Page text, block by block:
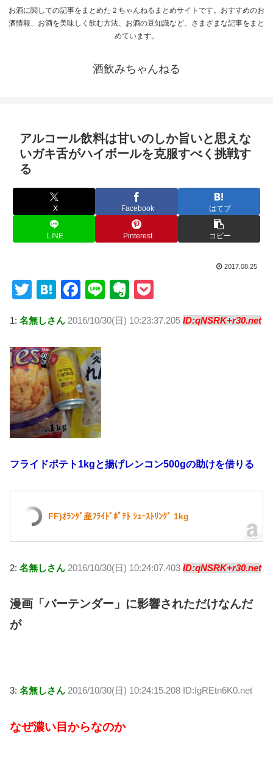
お酒に関しての記事をまとめた２ちゃんねるまとめサイトです。おすすめのお
酒情報、お酒を美味しく飲む方法、お酒の豆知識など、さまざまな記事をまと
めています。
酒飲みちゃんねる
アルコール飲料は甘いのしか旨いと思えな
いガキ舌がハイボールを克服すべく挑戦す
る
X Facebook はてブ
LINE Pinterest コピー
2017.08.25
T
tt
er
H
e
n
a
F
c
e
b
o
o
k
Li
e
E
er ck
1: 名無しさん 2016/10/30(日) 10:23:37.205 ID:qNSRK+r30.net
フライドポテト1kgと揚げレンコン500gの助けを借りる
FF)ｵﾗﾝﾀﾞ産ﾌﾗｲﾄﾞﾎﾟﾃﾄ ｼｭｰｽﾄﾘﾝｸﾞ 1kg
2: 名無しさん 2016/10/30(日) 10:24:07.403 ID:qNSRK+r30.net
漫画「バーテンダー」に影響されただけなんだ
が
3: 名無しさん 2016/10/30(日) 10:24:15.208 ID:IgREtn6K0.net
なぜ濃い目からなのか